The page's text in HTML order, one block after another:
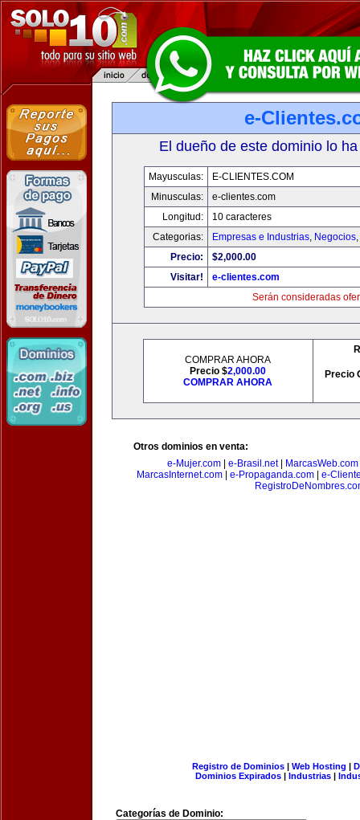
e-
El dueño de este dominio lo
Mayusculas:
E-CLIENTES.COM
Minusculas:
e-clientes.com
Longitud:
10 caracteres
Categorias:
Empresas e Industrias, Negocios,
Precio:
$2,000.00
Visitar!
e-clientes.com
Serán consideradas
COMPRAR AHORA
Precio $2,000.00
COMPRAR AHORA
Precio
Otros dominios en venta:
e-Mujer.com| e-Brasil.net| MarcasWeb.com
MarcasInternet.com| e-Propaganda.com| e-
Registro de Dominios| Web Hosting |
Dominios Expirados | Industrias |
Categorías de Dominio: